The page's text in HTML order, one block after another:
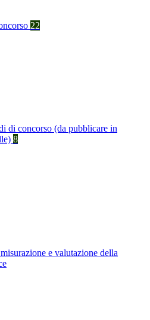
22
di concorso (da pubblicare in
8
e valutazione della